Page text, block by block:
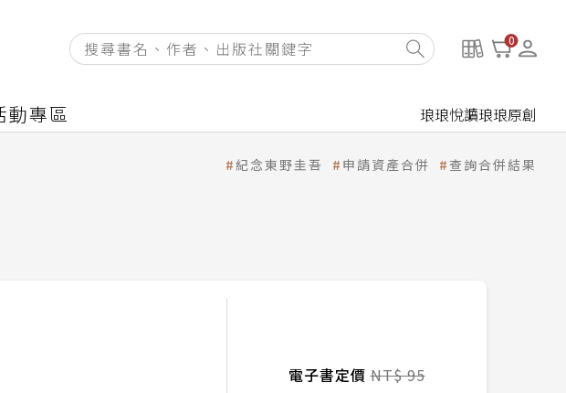
0
動專區 琅琅悅讀琅琅原創
紀念東野圭吾 申請資產合併 查詢合併結果
電子書定價NT$ 95